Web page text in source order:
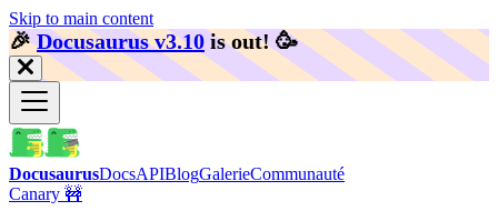
Skip to main content
🎉️Docusaurus v3.10 is out! 🥳️
DocusaurusDocsAPIBlogGalerieCommunauté
Canary 🚧